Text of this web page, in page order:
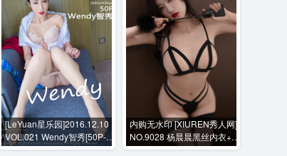
[LeYuan星乐园]2016.12.10
VOL.021 Wendy智秀[50P-
200M]
内购无水印 [XIUREN秀人网]
NO.9028 杨晨晨黑丝内衣+花
絮视频 [102P+1V-1012MB]